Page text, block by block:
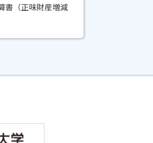
書（正味財産増減